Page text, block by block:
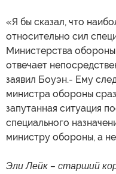
«Я бы сказал, что
относительно сил
Министерства обороны
отвечает
заявил Боуэн.- Ему
министра обороны
запутанная ситуация
специального
министру обороны, а
Эли Лейк – старший